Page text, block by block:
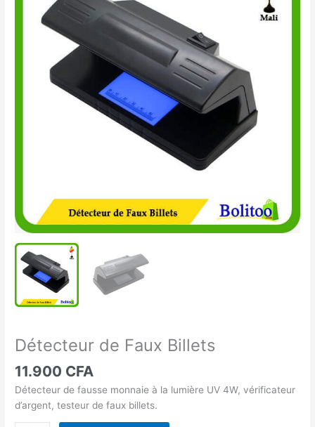
Détecteur de Faux Billets
11.900 CFA
Détecteur de fausse monnaie à la lumière UV 4W, vérificateur
d’argent, testeur de faux billets.